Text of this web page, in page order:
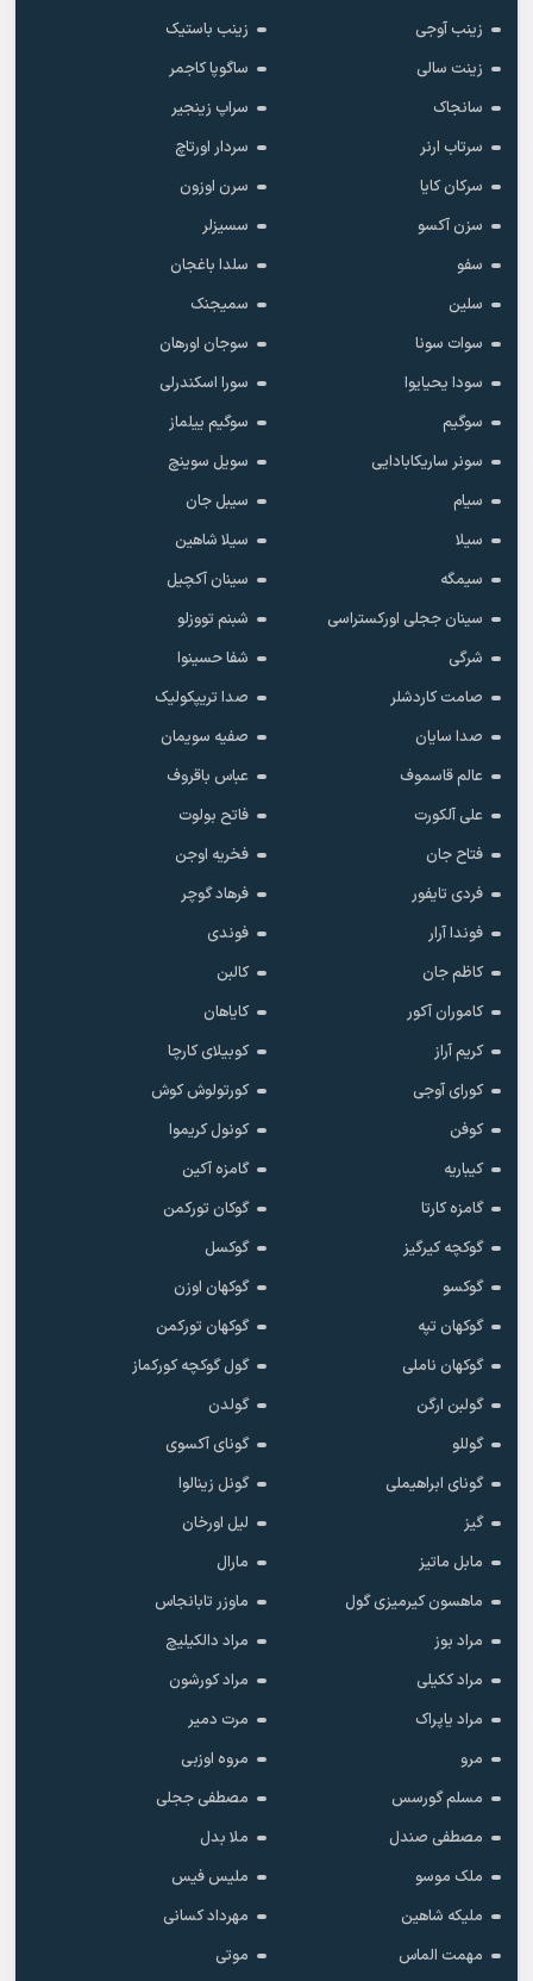
زینب آوجی
زینب باستیک
زینت سالی
ساگوپا کاجمر
سانجاک
سراپ زینجیر
سرتاب ارنر
سردار اورتاچ
سرکان کایا
سرن اوزون
سزن آکسو
سسیزلر
سفو
سلدا باغجان
سلین
سمیجنک
سوات سونا
سوجان اورهان
سودا یحیایوا
سورا اسکندرلی
سوگیم
سوگیم ییلماز
سونر ساریکابادایی
سویل سوینچ
سیام
سیبل جان
سیلا
سیلا شاهین
سیمگه
سینان آکچیل
سینان ججلی اورکستراسی
شبنم تووزلو
شرگی
شفا حسینوا
صامت کاردشلر
صدا تریپکولیک
صدا سایان
صفیه سویمان
عالم قاسموف
عباس باقروف
علی آلکورت
فاتح بولوت
فتاح جان
فخریه اوجن
فردی تایفور
فرهاد گوچر
فوندا آرار
فوندی
کاظم جان
کالبن
کاموران آکور
کایاهان
کریم آراز
کوبیلای کارچا
کورای آوجی
کورتولوش کوش
کوفن
کونول کریموا
کیباریه
گامزه آکین
گامزه کارتا
گوکان تورکمن
گوکچه کیرگیز
گوکسل
گوکسو
گوکهان اوزن
گوکهان تپه
گوکهان تورکمن
گوکهان ناملی
گول گوکچه کورکماز
گولبن ارگن
گولدن
گوللو
گونای آکسوی
گونای ابراهیملی
گونل زینالوا
گیز
لیل اورخان
مابل ماتیز
مارال
ماهسون کیرمیزی گول
ماوزر تابانجاس
مراد بوز
مراد دالکیلیچ
مراد ککیلی
مراد کورشون
مراد یاپراک
مرت دمیر
مرو
مروه اوزبی
مسلم گورسس
مصطفی ججلی
مصطفی صندل
ملا بدل
ملک موسو
ملیس فیس
ملیکه شاهین
مهرداد کسانی
مهمت الماس
موتی